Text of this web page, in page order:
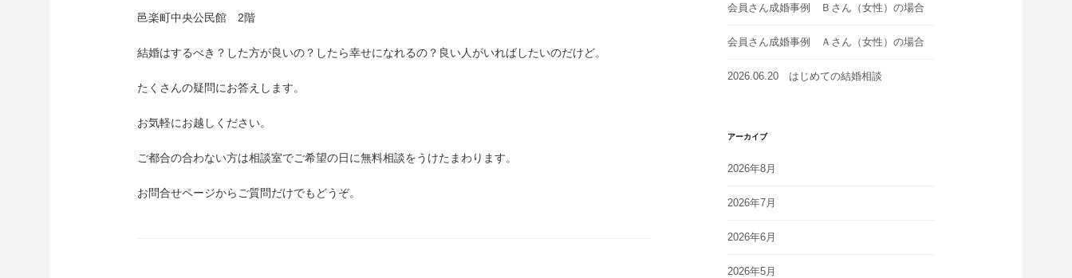
邑楽町中央公民館 2階
結婚はするべき？した方が良いの？したら幸せになれるの？良い人がいればしたいのだけど。
たくさんの疑問にお答えします。
お気軽にお越しください。
ご都合の合わない方は相談室でご希望の日に無料相談をうけたまわります。
お問合せページからご質問だけでもどうぞ。
会員さん成婚事例 Ｂさん（女性）の場合
会員さん成婚事例 Ａさん（女性）の場合
2026.06.20 はじめての結婚相談
アーカイブ
2026年8月
2026年7月
2026年6月
2026年5月